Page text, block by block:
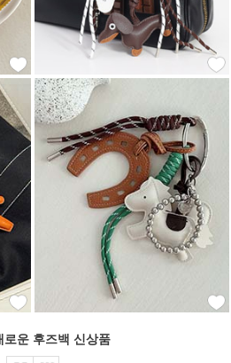
로운 후즈백 신상품